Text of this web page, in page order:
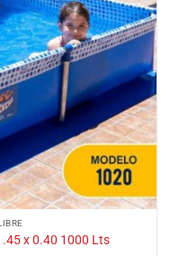
x 0.40 1000 Lts